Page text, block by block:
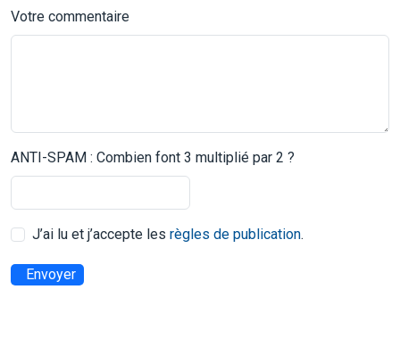
Votre commentaire
ANTI-SPAM : Combien font 3 multiplié par 2 ?
J’ai lu et j’accepte les règles de publication.
Envoyer